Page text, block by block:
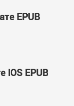
EPUB
IOS EPUB